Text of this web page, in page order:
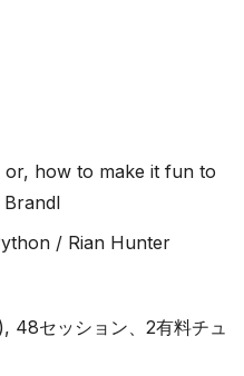
how to make it fun to
/ Rian Hunter
48セッション、2有料チュ